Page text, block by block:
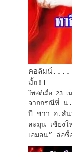
คอลัมน์....
มั้ย!!
โพสต์เมื่อ 23 เ
จากกรณีที่ น
ปี ชาว อ.สัน
ละมุน เชียง
เอมอน” ล่อซื้